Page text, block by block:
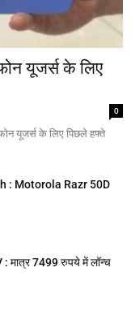
यूजर्स के लिए
0
यूजर्स के लिए पिछले हफ्ते
: Motorola Razr 50D
7499 रुपये में लॉन्च